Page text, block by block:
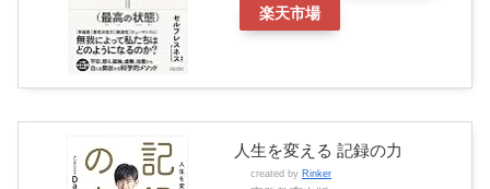
楽天市場
人生を変える 記録の力
created by Rinker